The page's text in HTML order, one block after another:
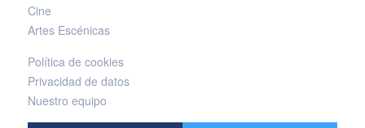
Cine
Artes Escénicas
Política de cookies
Privacidad de datos
Nuestro equipo